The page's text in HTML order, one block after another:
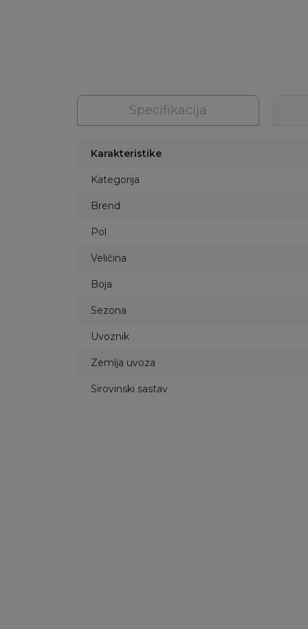
Specifikacija
Karakteristike
Kategorija
Brend
Pol
Veličina
Boja
Sezona
Uvoznik
Zemlja uvoza
Sirovinski sastav